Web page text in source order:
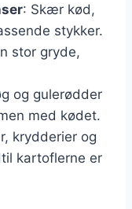
: Skær kød,
stykker.
stor gryde,
og gulerødder
med kødet.
krydderier og
kartoflerne er